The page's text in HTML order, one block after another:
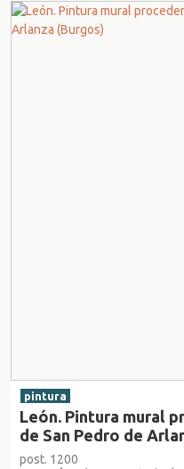
pintura
León. Pintura mural
de San Pedro de
post. 1200